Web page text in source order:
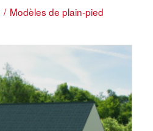
/ Modèles de plain-pied